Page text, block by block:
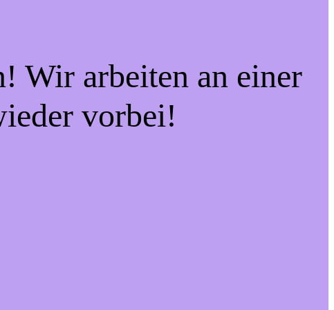
Wir arbeiten an einer
vorbei!